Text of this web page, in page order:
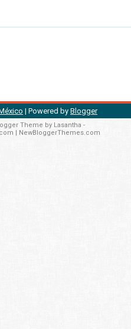
| Powered by Blogger
Theme by Lasantha -
NewBloggerThemes.com